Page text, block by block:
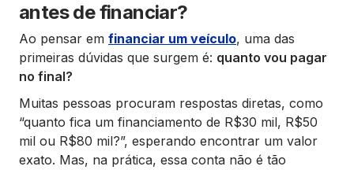
antes de financiar?
Ao pensar em financiar um veículo, uma das
primeiras dúvidas que surgem é: quanto vou pagar
no final?
Muitas pessoas procuram respostas diretas, como
“quanto fica um financiamento de R$30 mil, R$50
mil ou R$80 mil?”, esperando encontrar um valor
exato. Mas, na prática, essa conta não é tão